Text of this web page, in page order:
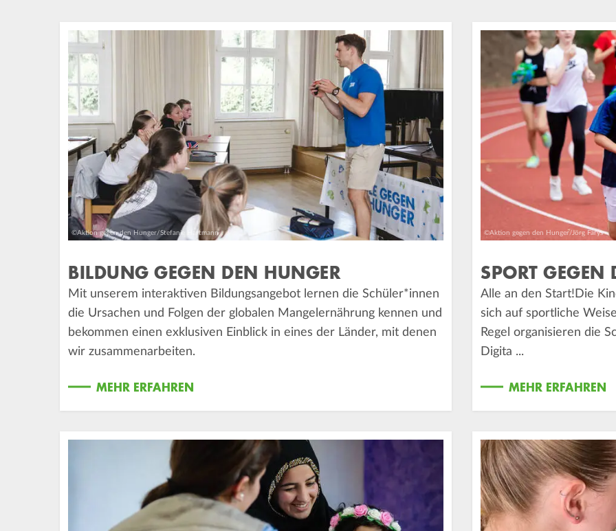
©Aktion gegen den Hunger/Stefanie Hartmann
BILDUNG GEGEN DEN HUNGER
Mit unserem interaktiven Bildungsangebot lernen die Schüler*innen
die Ursachen und Folgen der globalen Mangelernährung kennen und
bekommen einen exklusiven Einblick in eines der Länder, mit denen
wir zusammenarbeiten.
MEHR ERFAHREN
©Aktion gegen den Hunger/Jörg Farys
SPORT GEGEN
Alle an den Start!Die
sich auf sportliche
Regel organisieren die
Digita ...
MEHR ERFAHREN